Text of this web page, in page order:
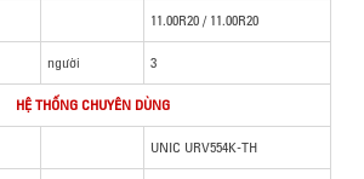
11.00R20 / 11.00R20
người 3
HỆ THỐNG CHUYÊN DÙNG
UNIC URV554K-TH